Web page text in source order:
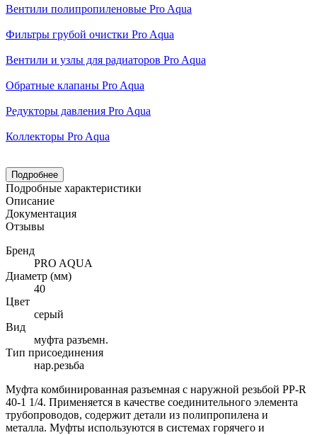
Вентили полипропиленовые Pro Aqua
Фильтры грубой очистки Pro Aqua
Вентили и узлы для радиаторов Pro Aqua
Обратные клапаны Pro Aqua
Редукторы давления Pro Aqua
Коллекторы Pro Aqua
Подробнее
Подробные характеристики
Описание
Документация
Отзывы
Бренд
PRO AQUA
Диаметр (мм)
40
Цвет
серый
Вид
муфта разъемн.
Тип присоединения
нар.резьба
Муфта комбинированная разъемная с наружной резьбой PP-R
40-1 1/4. Применяется в качестве соединительного элемента
трубопроводов, содержит детали из полипропилена и
металла. Муфты используются в системах горячего и